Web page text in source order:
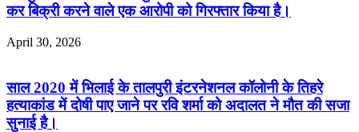
कर बिक्री करने वाले एक आरोपी को गिरफ्तार किया है।
April 30, 2026
साल 2020 में भिलाई के तालपुरी इंटरनेशनल कॉलोनी के तिहरे
हत्याकांड में दोषी पाए जाने पर रवि शर्मा को अदालत ने मौत की सजा
सुनाई है।